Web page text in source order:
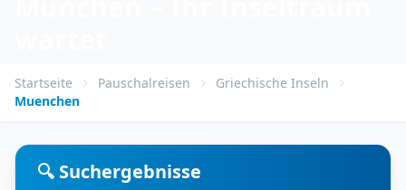
Startseite Pauschalreisen
Griechische Inseln
Muenchen
🔍 Suchergebnisse